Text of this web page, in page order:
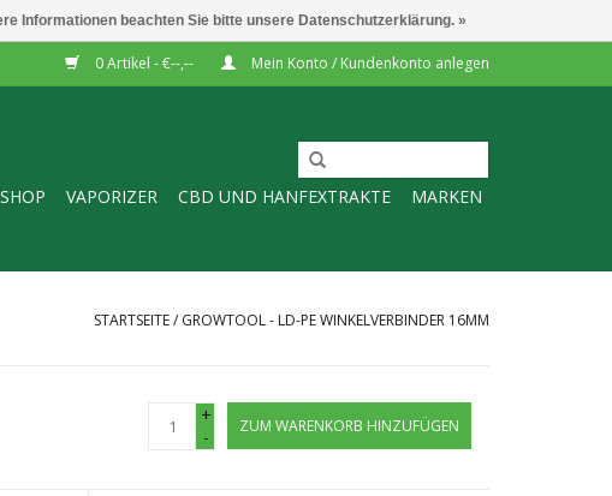
0 Artikel - €--,-- Mein Konto / Kundenkonto anlegen
VAPORIZER CBD UND HANFEXTRAKTE MARKEN
STARTSEITE/ GROWTOOL - LD-PE WINKELVERBINDER 16MM
+
-
ZUM WARENKORB HINZUFÜGEN
Informationen beachten Sie bitte unsere Datenschutzerklärung. »